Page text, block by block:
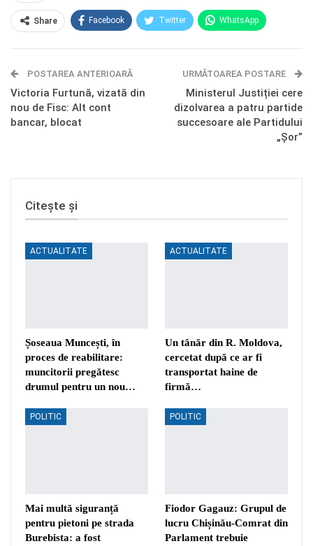
Share Facebook Twitter WhatsApp
Telegram OK.ru
POSTAREA ANTERIOARĂ
Victoria Furtună, vizată din
nou de Fisc: Alt cont
bancar, blocat
URMĂTOAREA POSTARE
Ministerul Justiției cere
dizolvarea a patru partide
succesoare ale Partidului
„Șor”
Citește și
ACTUALITATE
Șoseaua Muncești, în
proces de reabilitare:
muncitorii pregătesc
drumul pentru un nou…
ACTUALITATE
Un tânăr din R. Moldova,
cercetat după ce ar fi
transportat haine de
firmă…
POLITIC
Mai multă siguranță
pentru pietoni pe strada
Burebista: a fost
POLITIC
Fiodor Gagauz: Grupul de
lucru Chișinău-Comrat din
Parlament trebuie